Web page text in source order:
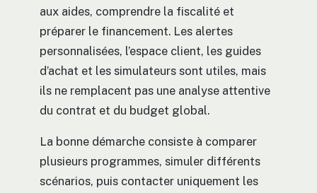
aux aides, comprendre la fiscalité et
préparer le financement. Les alertes
personnalisées, l’espace client, les guides
d’achat et les simulateurs sont utiles, mais
ils ne remplacent pas une analyse attentive
du contrat et du budget global.
La bonne démarche consiste à comparer
plusieurs programmes, simuler différents
scénarios, puis contacter uniquement les